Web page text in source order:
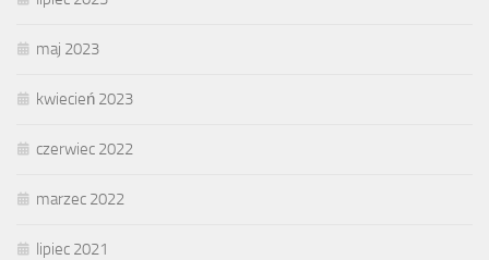
maj 2023
kwiecień 2023
czerwiec 2022
marzec 2022
lipiec 2021